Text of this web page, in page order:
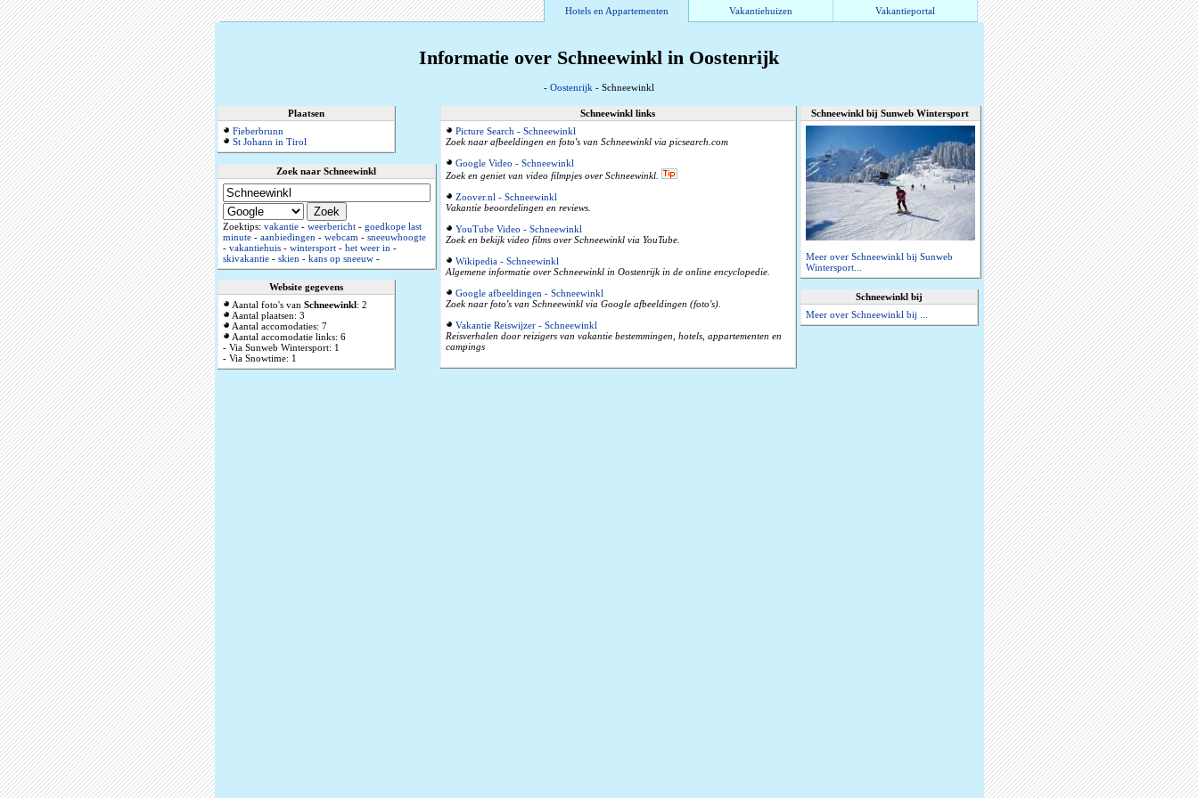
Hotels en Appartementen Vakantiehuizen Vakantieportal
Informatie over Schneewinkl in Oostenrijk
- Oostenrijk - Schneewinkl
Plaatsen
Fieberbrunn
St Johann in Tirol
Zoek naar Schneewinkl
Zoektips: vakantie- weerbericht- goedkope last
minute- aanbiedingen- webcam- sneeuwhoogte
- vakantiehuis- wintersport- het weer in-
skivakantie- skien- kans op sneeuw-
Website gegevens
Aantal foto's van Schneewinkl: 2
Aantal plaatsen: 3
Aantal accomodaties: 7
Aantal accomodatie links: 6
- Via Sunweb Wintersport: 1
- Via Snowtime: 1
Schneewinkl links
Picture Search - Schneewinkl
Zoek naar afbeeldingen en foto's van Schneewinkl via picsearch.com
Google Video - Schneewinkl
Zoek en geniet van video filmpjes over Schneewinkl.
Zoover.nl - Schneewinkl
Vakantie beoordelingen en reviews.
YouTube Video - Schneewinkl
Zoek en bekijk video films over Schneewinkl via YouTube.
Wikipedia - Schneewinkl
Algemene informatie over Schneewinkl in Oostenrijk in de online encyclopedie.
Google afbeeldingen - Schneewinkl
Zoek naar foto's van Schneewinkl via Google afbeeldingen (foto's).
Vakantie Reiswijzer - Schneewinkl
Reisverhalen door reizigers van vakantie bestemmingen, hotels, appartementen en
campings
Schneewinkl bij Sunweb Wintersport
Meer over Schneewinkl bij Sunweb
Wintersport...
Schneewinkl bij
Meer over Schneewinkl bij ...